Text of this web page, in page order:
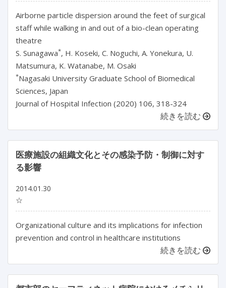
Airborne particle dispersion around the feet of surgical
staff while walking in and out of a bio-clean operating
theatre
S. Sunagawa*, H. Koseki, C. Noguchi, A. Yonekura, U.
Matsumura, K. Watanabe, M. Osaki
*Nagasaki University Graduate School of Biomedical
Sciences, Japan
Journal of Hospital Infection (2020) 106, 318-324
続きを読む
医療施設の組織文化とその感染予防・制御に対す
る影響
2014.01.30
☆
Organizational culture and its implications for infection
prevention and control in healthcare institutions
続きを読む